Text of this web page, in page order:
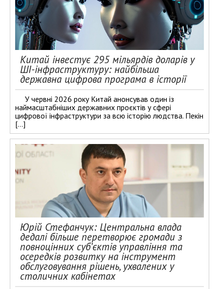
Китай інвестує 295 мільярдів доларів у
ШІ-інфраструктуру: найбільша
державна цифрова програма в історії
У червні 2026 року Китай анонсував один із
наймасштабніших державних проєктів у сфері
цифрової інфраструктури за всю історію людства. Пекін
[…]
Юрій Стефанчук: Центральна влада
дедалі більше перетворює громади з
повноцінних суб’єктів управління та
осередків розвитку на інструмент
обслуговування рішень, ухвалених у
столичних кабінетах